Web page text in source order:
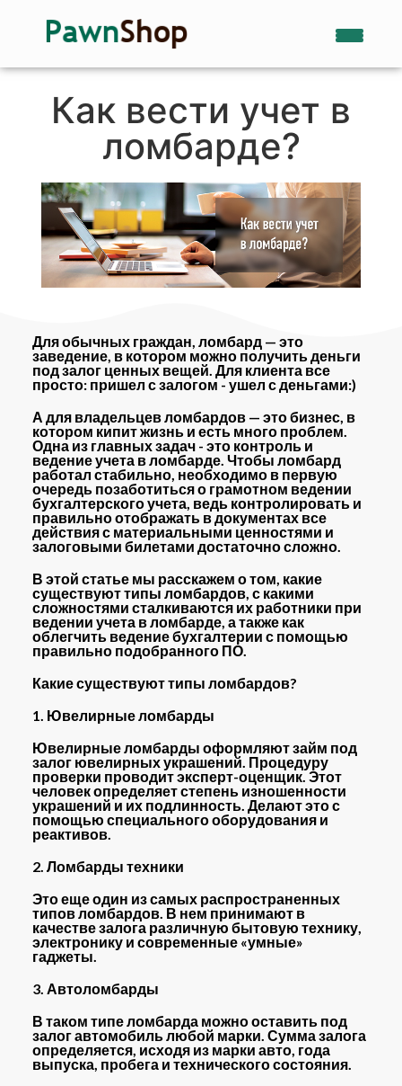
Как вести учет в
ломбарде?
Для обычных граждан, ломбард — это
заведение, в котором можно получить деньги
под залог ценных вещей. Для клиента все
просто: пришел с залогом - ушел с деньгами:)
А для владельцев ломбардов — это бизнес, в
котором кипит жизнь и есть много проблем.
Одна из главных задач - это контроль и
ведение учета в ломбарде. Чтобы ломбард
работал стабильно, необходимо в первую
очередь позаботиться о грамотном ведении
бухгалтерского учета, ведь контролировать и
правильно отображать в документах все
действия с материальными ценностями и
залоговыми билетами достаточно сложно.
В этой статье мы расскажем о том, какие
существуют типы ломбардов, с какими
сложностями сталкиваются их работники при
ведении учета в ломбарде, а также как
облегчить ведение бухгалтерии с помощью
правильно подобранного ПО.
Какие существуют типы ломбардов?
1. Ювелирные ломбарды
Ювелирные ломбарды оформляют займ под
залог ювелирных украшений. Процедуру
проверки проводит эксперт-оценщик. Этот
человек определяет степень изношенности
украшений и их подлинность. Делают это с
помощью специального оборудования и
реактивов.
2. Ломбарды техники
Это еще один из самых распространенных
типов ломбардов. В нем принимают в
качестве залога различную бытовую технику,
электронику и современные «умные»
гаджеты.
3. Автоломбарды
В таком типе ломбарда можно оставить под
залог автомобиль любой марки. Сумма залога
определяется, исходя из марки авто, года
выпуска, пробега и технического состояния.